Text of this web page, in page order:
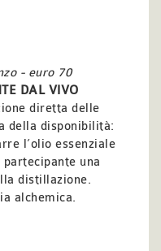
- euro 70
DAL VIVO
diretta delle
della disponibilità:
l’olio essenziale
una
distillazione.
alchemica.